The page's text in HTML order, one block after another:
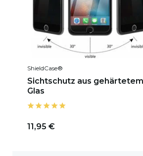
ShieldCase®
Sichtschutz aus gehärtetem
Glas
11,95 €